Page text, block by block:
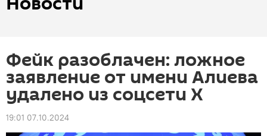
Фейк разоблачен: ложное
заявление от имени Алиева
удалено из соцсети X
19:01 07.10.2024